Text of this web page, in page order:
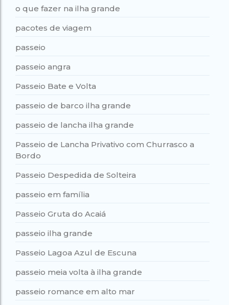
o que fazer na ilha grande
pacotes de viagem
passeio
passeio angra
Passeio Bate e Volta
passeio de barco ilha grande
passeio de lancha ilha grande
Passeio de Lancha Privativo com Churrasco a
Bordo
Passeio Despedida de Solteira
passeio em família
Passeio Gruta do Acaiá
passeio ilha grande
Passeio Lagoa Azul de Escuna
passeio meia volta à ilha grande
passeio romance em alto mar